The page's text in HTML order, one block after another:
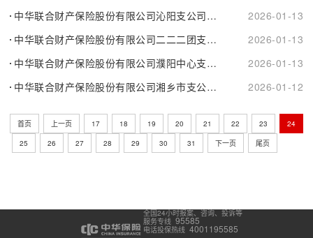
中华联合财产保险股份有限公司沁阳支公司迁址公告
2026-01-13
中华联合财产保险股份有限公司二二二团支公司换证公告
2026-01-13
中华联合财产保险股份有限公司濮阳中心支公司换发保险许可证公告
2026-01-13
中华联合财产保险股份有限公司湘乡市支公司山枣营销服务部变更营业....
2026-01-12
首页 上一页 17 18 19 20 21 22 23
24
25
26 27 28 29 30 31 下一页 尾页
全国24小时报案、咨询、投诉等
服务专线 95585
电话投保热线 4001195585